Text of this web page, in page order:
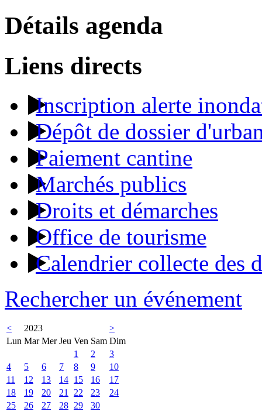
Détails agenda
Liens directs
Inscription alerte
Dépôt de dossier
Paiement cantine
Marchés publics
Droits et démarches
Office de tourisme
Calendrier collecte des
Rechercher un événement
< 2023
>
Lun Mar Mer Jeu Ven Sam Dim
1
2
3
4
5 6 7 8 9
10
11
12 13 14 15 16
17
18
19 20 21 22 23
24
25
26 27 28 29 30